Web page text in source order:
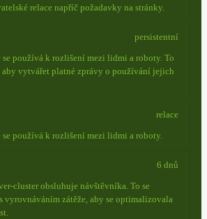
relace napříč požadavky na stránky.
se používá k rozlišení mezi lidmi a roboty. To
aby vytvářet platné zprávy o používání jejich
persistentní
používá k rozlišení mezi lidmi a roboty.
relace
cluster obsluhuje návštěvníka. To se
vyrovnáváním zátěže, aby se optimalizovala
6 dnů